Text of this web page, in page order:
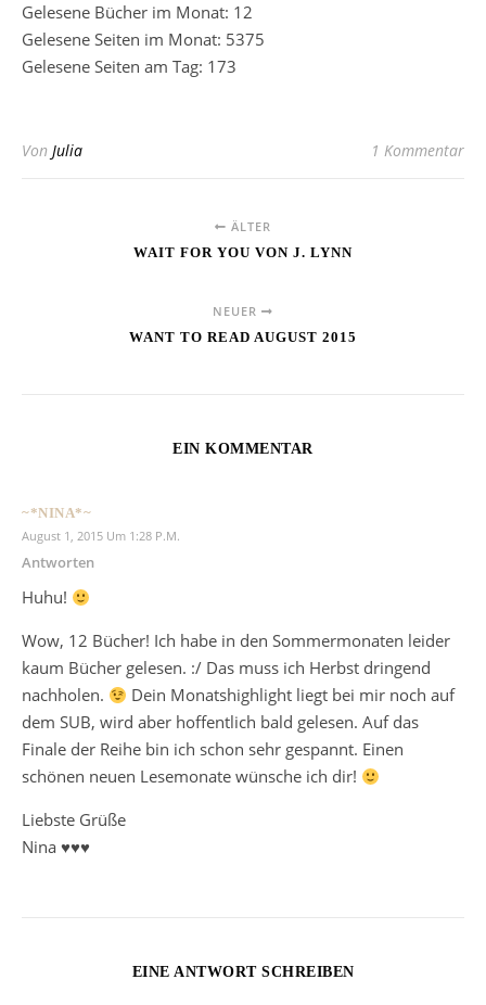
Gelesene Bücher im Monat: 12
Gelesene Seiten im Monat: 5375
Gelesene Seiten am Tag: 173
Von Julia 1 Kommentar
ÄLTER
WAIT FOR YOU VON J. LYNN
NEUER
WANT TO READ AUGUST 2015
EIN KOMMENTAR
~*NINA*~
August 1, 2015 Um 1:28 P.m.
Antworten
Huhu!
Wow, 12 Bücher! Ich habe in den Sommermonaten leider
kaum Bücher gelesen. :/ Das muss ich Herbst dringend
nachholen.
Dein Monatshighlight liegt bei mir noch auf
dem SUB, wird aber hoffentlich bald gelesen. Auf das
Finale der Reihe bin ich schon sehr gespannt. Einen
schönen neuen Lesemonate wünsche ich dir!
Liebste Grüße
Nina ♥♥♥
EINE ANTWORT SCHREIBEN